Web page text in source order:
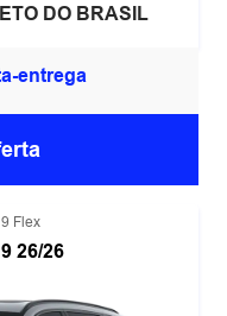
DO BRASIL
entrega
Flex
26/26